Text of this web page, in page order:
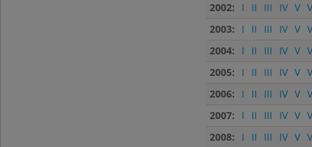
2002:
I II III IV V
2003:
I II III IV V
2004:
I II III IV V
2005:
I II III IV V
2006:
I II III IV V
2007:
I II III IV V
2008:
I II III IV V